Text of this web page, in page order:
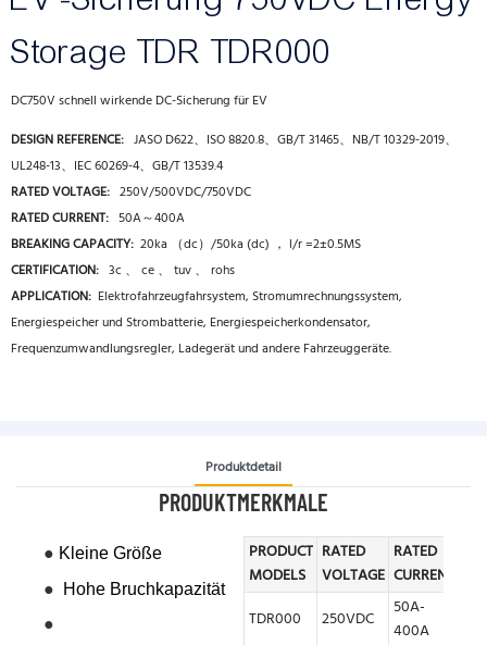
Storage TDR TDR000
DC750V schnell wirkende DC-Sicherung für EV
DESIGN REFERENCE: JASO D622、ISO 8820.8、GB/T 31465、NB/T 10329-2019、
UL248-13、IEC 60269-4、GB/T 13539.4
RATED VOLTAGE: 250V/500VDC/750VDC
RATED CURRENT: 50A～400A
BREAKING CAPACITY: 20ka （dc）/50ka (dc) ， l/r =2±0.5MS
CERTIFICATION: 3c 、 ce 、 tuv 、 rohs
APPLICATION: Elektrofahrzeugfahrsystem, Stromumrechnungssystem,
Energiespeicher und Strombatterie, Energiespeicherkondensator,
Frequenzumwandlungsregler, Ladegerät und andere Fahrzeuggeräte.
Produktdetail
PRODUKTMERKMALE
● Kleine Größe
● Hohe Bruchkapazität
●
PRODUCT
MODELS
RATED
VOLTAGE
RATED
CURRENT
TDR000
250VDC
50A-
400A